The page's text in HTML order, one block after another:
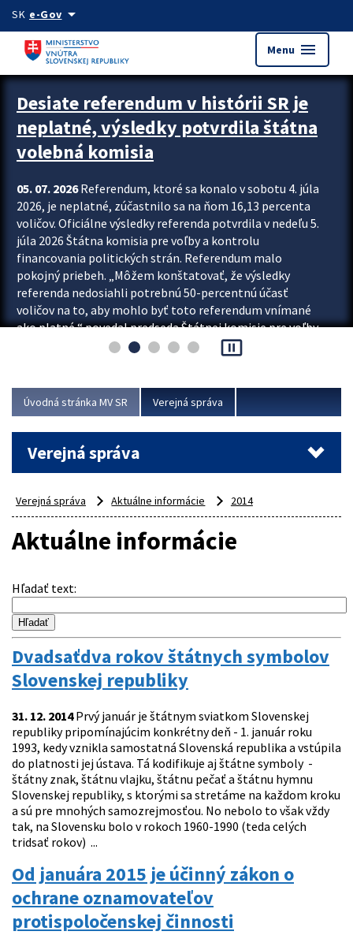
Preskocit na hlavný obsah
SK e-Govarrow_drop_down
Menu menu
Zastavit automatický posun upútavok
Desiate referendum v histórii SR je
neplatné, výsledky potvrdila štátna
volebná komisia
05. 07. 2026Referendum, ktoré sa konalo v sobotu 4. júla
2026, je neplatné, zúčastnilo sa na ňom 16,13 percenta
voličov. Oficiálne výsledky referenda potvrdila v nedeľu 5.
júla 2026 Štátna komisia pre voľby a kontrolu
financovania politických strán. Referendum malo
pokojný priebeh. „Môžem konštatovať, že výsledky
referenda nedosiahli potrebnú 50-percentnú účasť
voličov na to, aby mohlo byť toto referendum vnímané
ako platné,“ povedal predseda Štátnej komisie pre voľby
a kontrolu financovania politických...
pause_presentation
Úvodná stránka MV SR Verejná správa
Verejná správa
Verejná správa Aktuálne informácie 2014
Aktuálne informácie
Hľadať text:
Dvadsaťdva rokov štátnych symbolov
Slovenskej republiky
31. 12. 2014Prvý január je štátnym sviatkom Slovenskej
republiky pripomínajúcim konkrétny deň - 1. január roku
1993, kedy vznikla samostatná Slovenská republika a vstúpila
do platnosti jej ústava. Tá kodifikuje aj štátne symboly -
štátny znak, štátnu vlajku, štátnu pečať a štátnu hymnu
Slovenskej republiky, s ktorými sa stretáme na každom kroku
a sú pre mnohých samozrejmosťou. No nebolo to však vždy
tak, na Slovensku bolo v rokoch 1960-1990 (teda celých
tridsať rokov) ...
Od januára 2015 je účinný zákon o
ochrane oznamovateľov
protispoločenskej činnosti